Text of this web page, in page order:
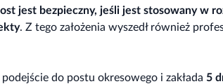
jest bezpieczny, jeśli jest stosowany w
. Z tego założenia wyszedł również
do postu okresowego i zakłada 5